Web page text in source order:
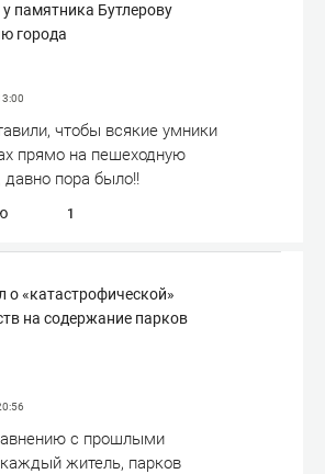
памятника Бутлерову
города
чтобы всякие умники
прямо на пешеходную
давно пора было!!
1
о «катастрофической»
на содержание парков
с прошлыми
житель, парков